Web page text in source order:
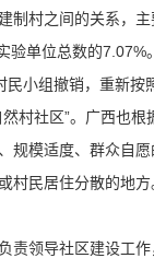
村之间的关系，
验单位总数的7.07%
民小组撤销，重新
村社区”。广西也根
模适度、群众自愿
村民居住分散的地方
责领导社区建设工